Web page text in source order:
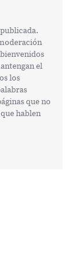
el
los
que no
hablen